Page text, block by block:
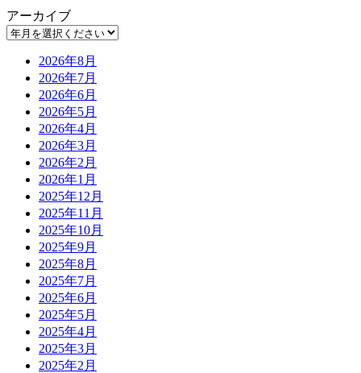
アーカイブ
2026年8月
2026年7月
2026年6月
2026年5月
2026年4月
2026年3月
2026年2月
2026年1月
2025年12月
2025年11月
2025年10月
2025年9月
2025年8月
2025年7月
2025年6月
2025年5月
2025年4月
2025年3月
2025年2月